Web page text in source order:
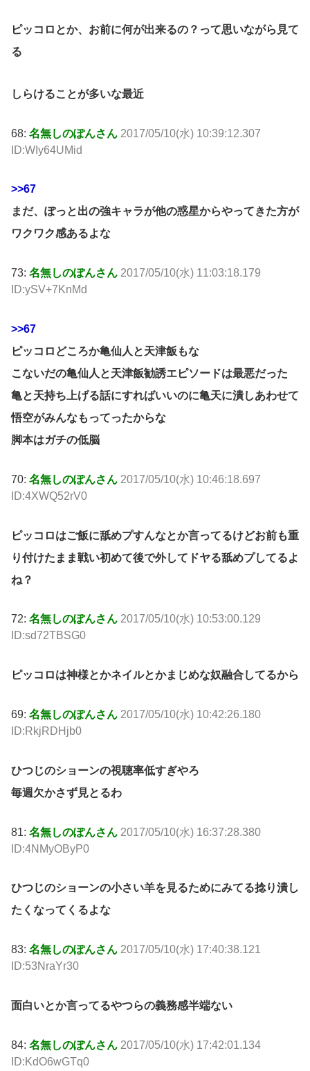
ピッコロとか、お前に何が出来るの？って思いながら見て
る
しらけることが多いな最近
68: 名無しのぽんさん 2017/05/10(水) 10:39:12.307
ID:WIy64UMid
>>67
まだ、ぽっと出の強キャラが他の惑星からやってきた方が
ワクワク感あるよな
73: 名無しのぽんさん 2017/05/10(水) 11:03:18.179
ID:ySV+7KnMd
>>67
ピッコロどころか亀仙人と天津飯もな
こないだの亀仙人と天津飯勧誘エピソードは最悪だった
亀と天持ち上げる話にすればいいのに亀天に潰しあわせて
悟空がみんなもってったからな
脚本はガチの低脳
70: 名無しのぽんさん 2017/05/10(水) 10:46:18.697
ID:4XWQ52rV0
ピッコロはご飯に舐めプすんなとか言ってるけどお前も重
り付けたまま戦い初めて後で外してドヤる舐めプしてるよ
ね？
72: 名無しのぽんさん 2017/05/10(水) 10:53:00.129
ID:sd72TBSG0
ピッコロは神様とかネイルとかまじめな奴融合してるから
69: 名無しのぽんさん 2017/05/10(水) 10:42:26.180
ID:RkjRDHjb0
ひつじのショーンの視聴率低すぎやろ
毎週欠かさず見とるわ
81: 名無しのぽんさん 2017/05/10(水) 16:37:28.380
ID:4NMyOByP0
ひつじのショーンの小さい羊を見るためにみてる捻り潰し
たくなってくるよな
83: 名無しのぽんさん 2017/05/10(水) 17:40:38.121
ID:53NraYr30
面白いとか言ってるやつらの義務感半端ない
84: 名無しのぽんさん 2017/05/10(水) 17:42:01.134
ID:KdO6wGTq0